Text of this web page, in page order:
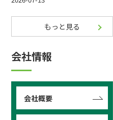
もっと見る
会社情報
会社概要